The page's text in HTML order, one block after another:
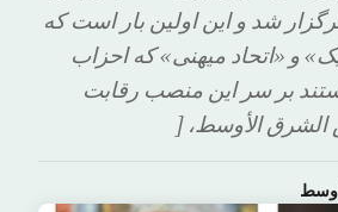
شد و این اولین بار است که
و «اتحاد میهنی» که احزاب
بر سر این منصب رقابت
الشرق الأوسط، [